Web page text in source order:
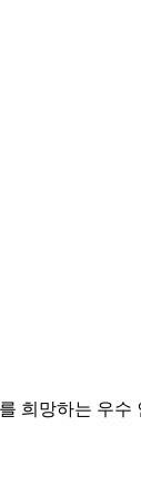
희망하는 우수